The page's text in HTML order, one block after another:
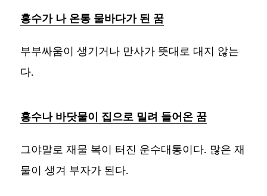
홍수가 나 온통 물바다가 된 꿈
부부싸움이 생기거나 만사가 뜻대로 대지 않는
다.
홍수나 바닷물이 집으로 밀려 들어온 꿈
그야말로 재물 복이 터진 운수대통이다. 많은 재
물이 생겨 부자가 된다.